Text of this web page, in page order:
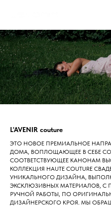
L'AVENIR couture
ЭТО НОВОЕ ПРЕМИАЛЬНОЕ
ДОМА, ВОПЛОЩАЮЩЕЕ В СЕБЕ
СООТВЕТСТВУЮЩЕЕ КАНОНАМ
КОЛЛЕКЦИЯ HAUTE COUTURE
УНИКАЛЬНОГО ДИЗАЙНА,
ЭКСКЛЮЗИВНЫХ МАТЕРИАЛОВ, С
РУЧНОЙ РАБОТЫ, ПО
ДИЗАЙНЕРСКОГО КРОЯ. МЫ